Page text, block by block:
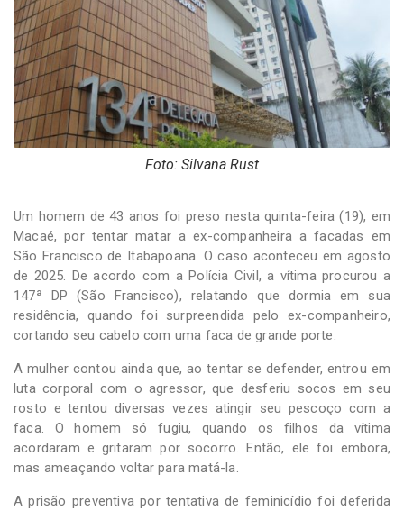
Sistemas
Foto: Silvana Rust
Um homem de 43 anos foi preso nesta quinta-feira (19), em
Macaé, por tentar matar a ex-companheira a facadas em
São Francisco de Itabapoana. O caso aconteceu em agosto
de 2025. De acordo com a Polícia Civil, a vítima procurou a
147ª DP (São Francisco), relatando que dormia em sua
residência, quando foi surpreendida pelo ex-companheiro,
cortando seu cabelo com uma faca de grande porte.
A mulher contou ainda que, ao tentar se defender, entrou em
luta corporal com o agressor, que desferiu socos em seu
rosto e tentou diversas vezes atingir seu pescoço com a
faca. O homem só fugiu, quando os filhos da vítima
acordaram e gritaram por socorro. Então, ele foi embora,
mas ameaçando voltar para matá-la.
A prisão preventiva por tentativa de feminicídio foi deferida